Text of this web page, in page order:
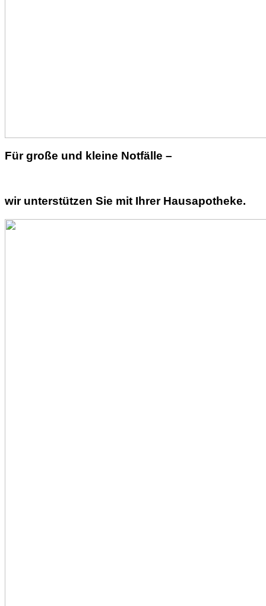
Für große und kleine Notfälle –
wir unterstützen Sie mit Ihrer Hausapotheke.